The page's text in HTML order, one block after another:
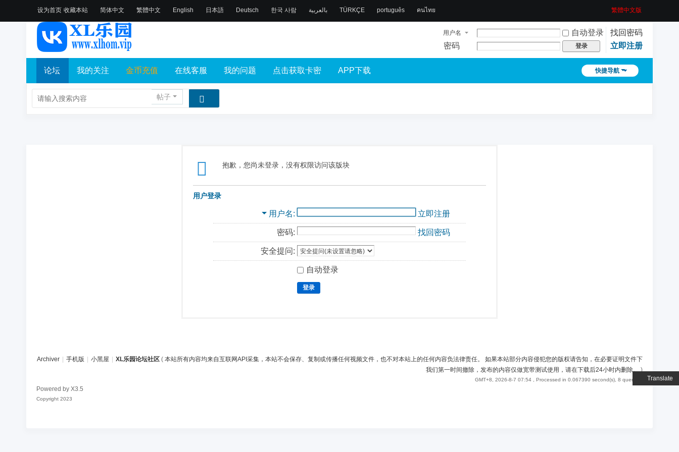
设为首页 收藏本站
Translate
简体中文 繁體中文 English 日本語 Deutsch 한국 사람 بالعربية TÜRKÇE português คนไทย 繁體中文版
用户名 自动登录
找回密码
密码
登录 立即注册
快捷导航
论坛 我的关注 金币充值 在线客服 我的问题 点击获取卡密 APP下载
帖子
抱歉，您尚未登录，没有权限访问该版块
用户登录
用户名 立即注册
密码: 找回密码
安全提问:
自动登录
登录
Archiver 手机版 小黑屋 XL乐园论坛社区 ( 本站所有内容均来自互联网API采集，本站不会保存、复制或传播任何视频文件，也不对本站上的任何内容负法律责任。 如果本站部分内容侵犯您的版权请告知，在必要证明文件下
我们第一时间撤除，发布的内容仅做宽带测试使用，请在下载后24小时内删除。)
GMT+8, 2026-8-7 07:54 , Processed in 0.067390 second(s), 8 queries .
Powered by X3.5
Copyright 2023